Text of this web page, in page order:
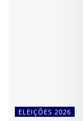
ELEIÇÕES 2026